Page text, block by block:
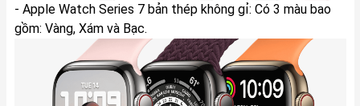
- Apple Watch Series 7 bản thép không gỉ: Có 3 màu bao
gồm: Vàng, Xám và Bạc.